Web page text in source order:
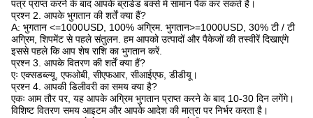
पत्र प्राप्त करने के बाद आपके ब्रांडेड बक्से में सामान पैक कर सकते हैं।
प्रश्न 2. आपके भुगतान की शर्तें क्या हैं?
A: भुगतान <=1000USD, 100% अग्रिम. भुगतान>=1000USD, 30% टी / टी
अग्रिम, शिपमेंट से पहले संतुलन. हम आपको उत्पादों और पैकेजों की तस्वीरें दिखाएंगे
इससे पहले कि आप शेष राशि का भुगतान करें.
प्रश्न 3. आपके वितरण की शर्तें क्या हैं?
एः एक्सडब्ल्यू, एफओबी, सीएफआर, सीआईएफ, डीडीयू।
प्रश्न 4. आपकी डिलीवरी का समय क्या है?
एकः आम तौर पर, यह आपके अग्रिम भुगतान प्राप्त करने के बाद 10-30 दिन लगेंगे।
विशिष्ट वितरण समय आइटम और आपके आदेश की मात्रा पर निर्भर करता है।